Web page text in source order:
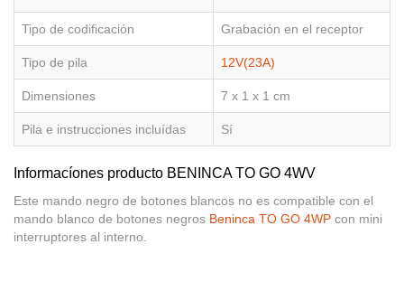
Tipo de codificación Grabación en el receptor
Tipo de pila 12V(23A)
Dimensiones 7 x 1 x 1 cm
Pila e instrucciones incluídas Sí
Informacíones producto BENINCA TO GO 4WV
Este mando negro de botones blancos no es compatible con el
mando blanco de botones negros Beninca TO GO 4WP con mini
interruptores al interno.